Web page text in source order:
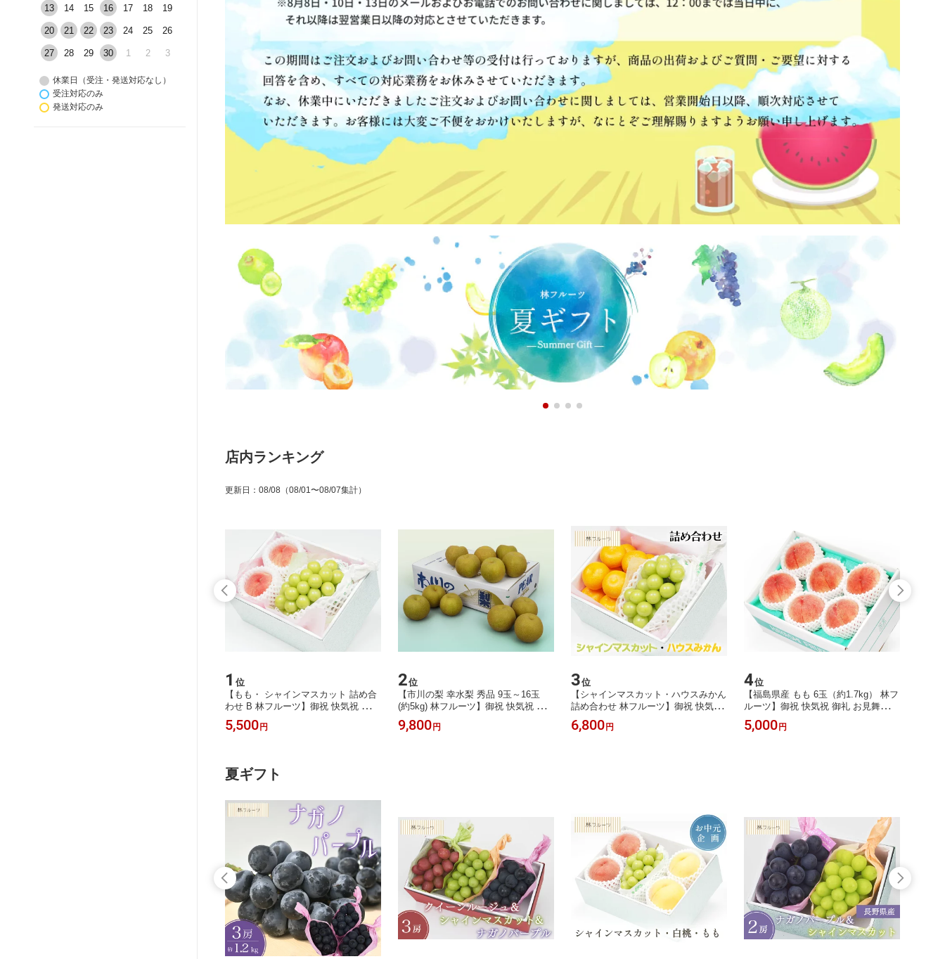
13 14 15 16 17 18 19
20 21 22 23 24 25 26
27 28 29 30 1 2 3
休業日（受注・発送対応なし）
受注対応のみ
発送対応のみ
店内ランキング
更新日 ： 08/08 （08/01〜08/07集計）
1 位
【もも・ シャインマスカット 詰め合
わせ B 林フルーツ】御祝 快気祝 御礼
お見舞い 粗品 内祝 出産祝い お供 志
誕生日 季節の果物 旬 くだもの 送料
5,500 円
2位
【市川の梨 幸水梨 秀品 9玉～16玉
(約5kg) 林フルーツ】御祝 快気祝 御
礼 お見舞い 粗品 内祝 出産祝い お供
志 誕生日 季節の果物 旬 くだもの 送
9,800 円
3位
【シャインマスカット・ハウスみかん
詰め合わせ 林フルーツ】御祝 快気祝
御礼 お見舞い 粗品 内祝 出産祝い お
供 志 誕生日 季節の果物 旬 くだもの
6,800 円
4位
【福島県産 もも 6玉（約1.7kg） 林フ
ルーツ】御祝 快気祝 御礼 お見舞い
粗品 内祝 出産祝い お供 志 誕生日 季
節の果物 旬 くだもの 送料無料
5,000 円
夏ギフト